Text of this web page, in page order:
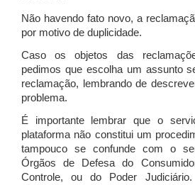
Não havendo fato novo, a
por motivo de duplicidade.
Caso os objetos das
pedimos que escolha um assunto
reclamação, lembrando de
problema.
É importante lembrar que o
plataforma não constitui um
tampouco se confunde com o
Órgãos de Defesa do
Controle, ou do Poder